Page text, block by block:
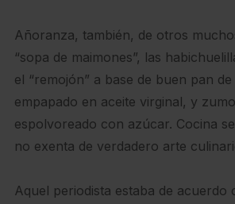
Añoranza, también, de otros
“sopa de maimones”, las
el “remojón” a base de buen pan
empapado en aceite virginal, y
espolvoreado con azúcar. Cocina
no exenta de verdadero arte
Aquel periodista estaba de acuerdo